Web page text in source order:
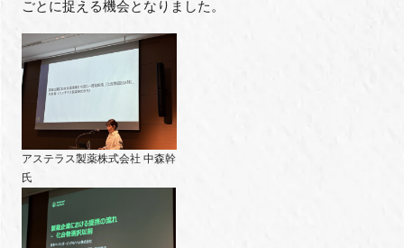
ごとに捉える機会となりました。
アステラス製薬株式会社 中森幹
氏